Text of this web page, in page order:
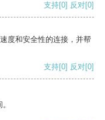
支持[0] 反对[0]
度和安全性的连接，并帮
支持[0] 反对[0]